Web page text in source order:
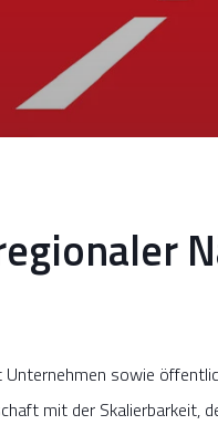
sowie
mit der Skalierbarkeit,